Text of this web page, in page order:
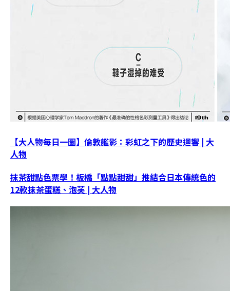
【大人物每日一圖】倫敦艦影：彩虹之下的歷史迴響 | 大
人物
抹茶甜點色票學！板橋「點點甜甜」推結合日本傳統色的
12款抹茶蛋糕、泡芙 | 大人物